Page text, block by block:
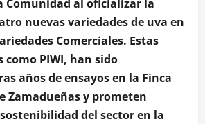
al oficializar la
nuevas variedades de uva en
Comerciales. Estas
como PIWI, han sido
años de ensayos en la Finca
Zamadueñas y prometen
del sector en la